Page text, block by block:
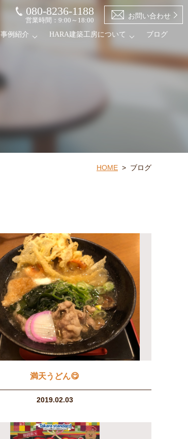
事例紹介 HARA建築工房について ブログ
080-8236-1188
営業時間：9:00～18:00
お問い合わせ
HOME > ブログ
満天うどん😋
2019.02.03